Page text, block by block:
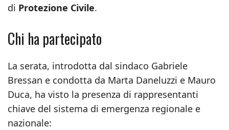
di Protezione Civile.
Chi ha partecipato
La serata, introdotta dal sindaco Gabriele
Bressan e condotta da Marta Daneluzzi e Mauro
Duca, ha visto la presenza di rappresentanti
chiave del sistema di emergenza regionale e
nazionale: